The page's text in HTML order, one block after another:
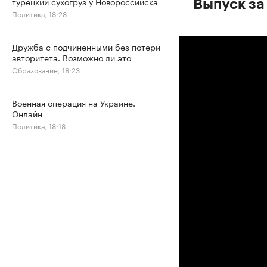
Выпуск
Политика, 18:28
Дружба с подчиненными без потери
авторитета. Возможно ли это
Образование, 18:23
Военная операция на Украине.
Онлайн
Политика, 18:18